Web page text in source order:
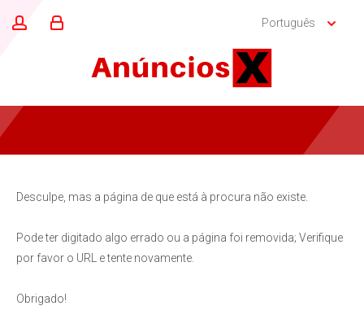
Português
Desculpe, mas a página de que está à procura não existe.
Pode ter digitado algo errado ou a página foi removida; Verifique
por favor o URL e tente novamente.
Obrigado!